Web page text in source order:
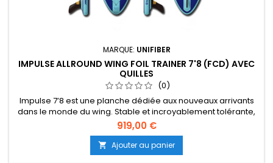
MARQUE: UNIFIBER
IMPULSE ALLROUND WING FOIL TRAINER 7'8 (FCD) AVEC
QUILLES
(0)
Impulse 7’8 est une planche dédiée aux nouveaux arrivants
dans le monde du wing. Stable et incroyablement tolérante,
la configuration de la planche peut être ajustée en fonction
de la progression du rider, permettant ainsi de maîtriser les
compétences de base une à la fois. Monter sur la planche
est... (Suite dessous)
919,00 €
 Ajouter au panier